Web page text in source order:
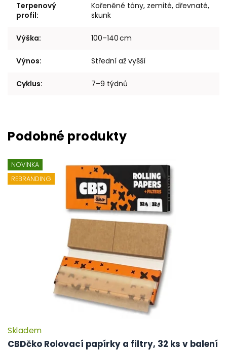
Terpenový
profil:
Kořeněné tóny, zemité, dřevnaté,
skunk
Výška: 100–140 cm
Výnos: Střední až vyšší
Cyklus: 7–9 týdnů
NOVINKA
REBRANDING
CBDčko Rolovací papírky a filtry, 32 ks v balení
Skladem